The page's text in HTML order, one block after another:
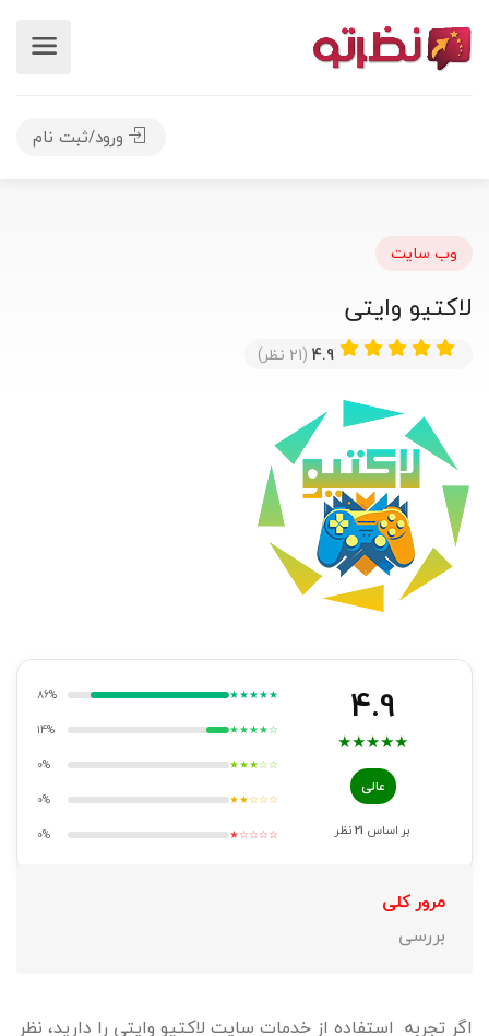
ورود/ثبت نام
وب سایت
لاکتیو وایتی
4.9 (21 نظر)
4.9
★
★
★
★
★
عالی
بر اساس 21نظر
★★★★★
86%
★★★★☆
14%
★★★☆☆
0%
★★☆☆☆
0%
★☆☆☆☆
0%
مرور کلی
بررسی
اگر تجربه استفاده از خدمات سایت لاکتیو وایتی را دارید، نظر